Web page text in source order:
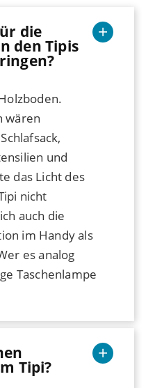
die
den Tipis
wären
und
das Licht des
nicht
auch die
im Handy als
es analog
Taschenlampe
Tipi?